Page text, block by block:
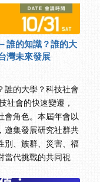
誰的知識？誰的大
灣未來發展
誰的大學？科技社會
社會的快速變遷，
會角色。本屆年會以
邀集發展研究社群共
別、族群、災害、福
當代挑戰的共同視